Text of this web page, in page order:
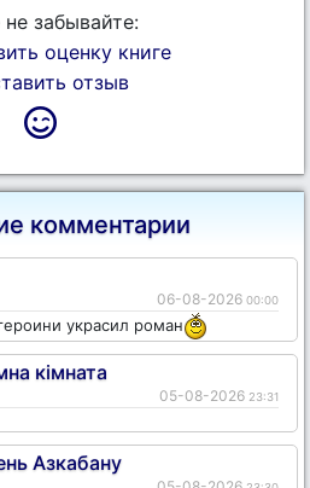
забывайте:
оценку книге
отзыв
комментарии
06-08-2026 00:00
украсил роман
кімната
05-08-2026 23:31
Азкабану